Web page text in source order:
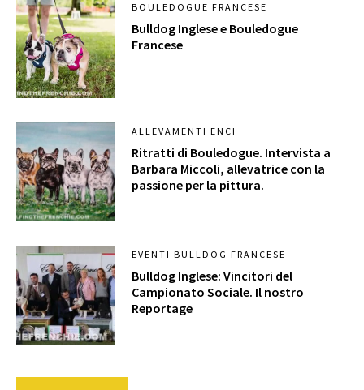
BOULEDOGUE FRANCESE
Bulldog Inglese e Bouledogue
Francese
ALLEVAMENTI ENCI
Ritratti di Bouledogue. Intervista a
Barbara Miccoli, allevatrice con la
passione per la pittura.
EVENTI BULLDOG FRANCESE
Bulldog Inglese: Vincitori del
Campionato Sociale. Il nostro
Reportage